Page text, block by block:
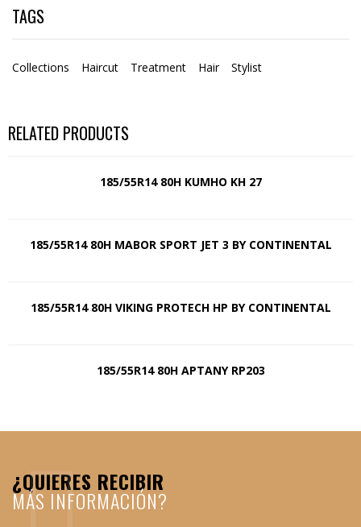
TAGS
Collections Haircut Treatment Hair Stylist
RELATED PRODUCTS
185/55R14 80H KUMHO KH 27
185/55R14 80H MABOR SPORT JET 3 BY CONTINENTAL
185/55R14 80H VIKING PROTECH HP BY CONTINENTAL
185/55R14 80H APTANY RP203
¿QUIERES RECIBIR
MÁS INFORMACIÓN?